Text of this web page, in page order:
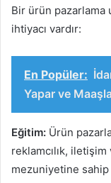
Bir ürün pazarlama
ihtiyacı vardır:
En Popüler:
Yapar ve
Eğitim: Ürün
reklamcılık,
mezuniyetine sahip